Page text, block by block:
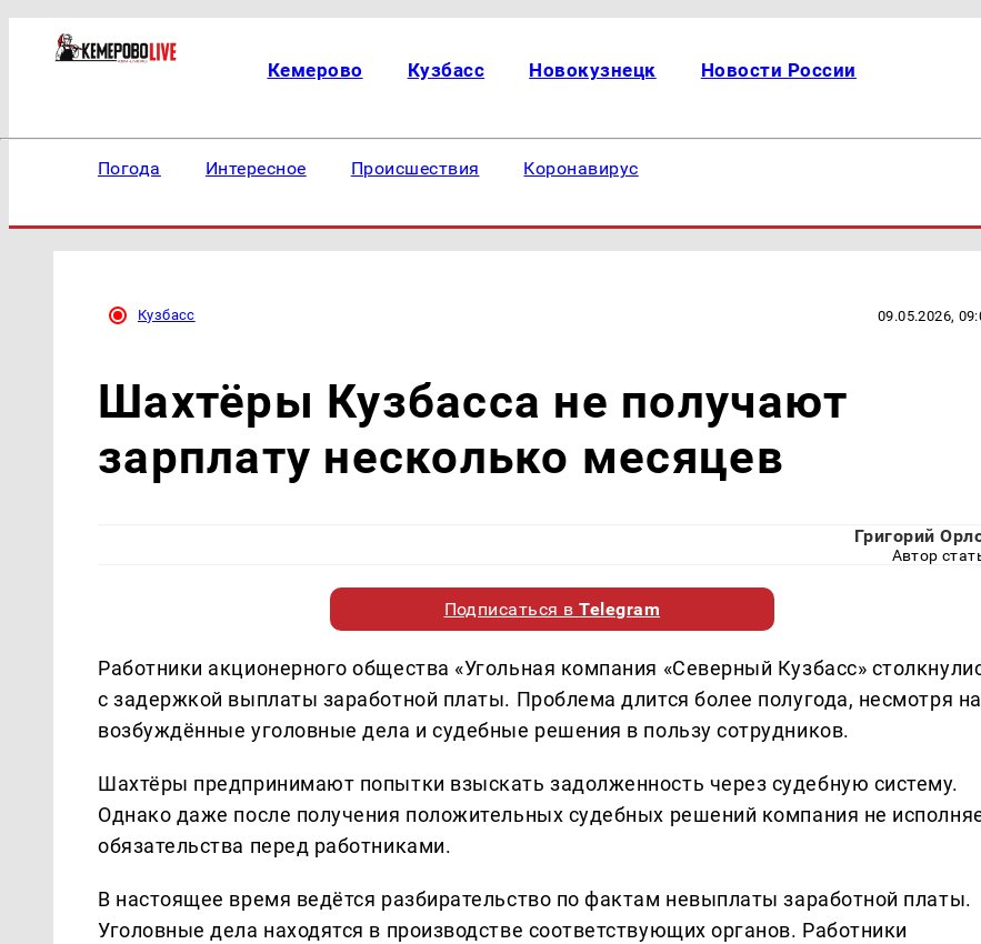
Кемерово Кузбасс Новокузнецк Новости России
Погода Интересное Происшествия Коронавирус
Кузбасс 09.05.2026,
Шахтёры Кузбасса не получают
зарплату несколько месяцев
Григорий
Автор
Подписаться вTelegram
Работники акционерного общества «Угольная компания «Северный Кузбасс»
с задержкой выплаты заработной платы. Проблема длится более полугода, несмотря на
возбуждённые уголовные дела и судебные решения в пользу сотрудников.
Шахтёры предпринимают попытки взыскать задолженность через судебную систему.
Однако даже после получения положительных судебных решений компания не
обязательства перед работниками.
В настоящее время ведётся разбирательство по фактам невыплаты заработной платы.
Уголовные дела находятся в производстве соответствующих органов. Работники